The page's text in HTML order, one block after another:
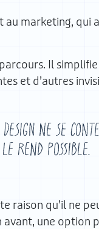
au marketing, qui
Il
et d’autres
design ne se
rend possible.
raison qu’il ne
avant, une option